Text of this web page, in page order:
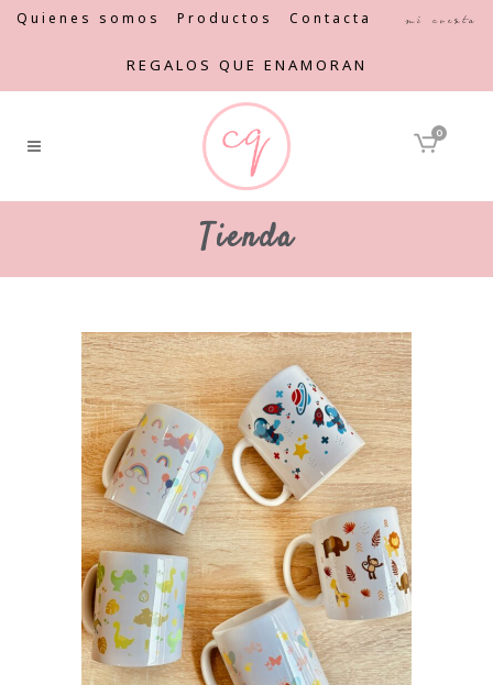
Quienes somos Productos Contacta Mi cuenta
REGALOS QUE ENAMORAN
0
Tienda